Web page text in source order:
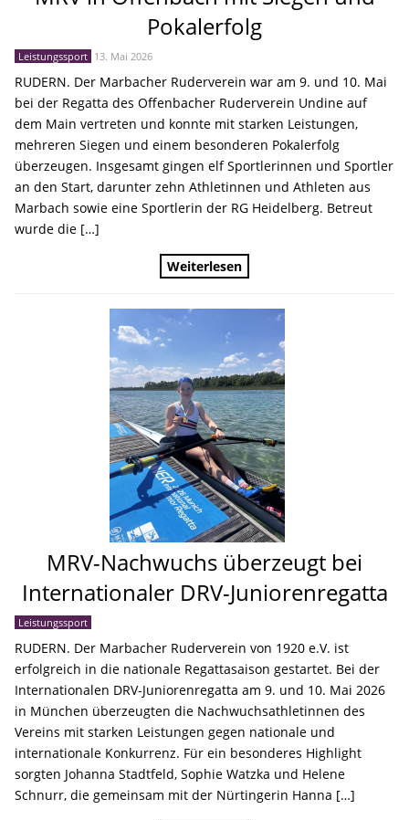
Pokalerfolg
Leistungssport 13. Mai 2026
RUDERN. Der Marbacher Ruderverein war am 9. und 10. Mai
bei der Regatta des Offenbacher Ruderverein Undine auf
dem Main vertreten und konnte mit starken Leistungen,
mehreren Siegen und einem besonderen Pokalerfolg
überzeugen. Insgesamt gingen elf Sportlerinnen und Sportler
an den Start, darunter zehn Athletinnen und Athleten aus
Marbach sowie eine Sportlerin der RG Heidelberg. Betreut
wurde die […]
Weiterlesen
MRV-Nachwuchs überzeugt bei
Internationaler DRV-Juniorenregatta
Leistungssport
RUDERN. Der Marbacher Ruderverein von 1920 e.V. ist
erfolgreich in die nationale Regattasaison gestartet. Bei der
Internationalen DRV-Juniorenregatta am 9. und 10. Mai 2026
in München überzeugten die Nachwuchsathletinnen des
Vereins mit starken Leistungen gegen nationale und
internationale Konkurrenz. Für ein besonderes Highlight
sorgten Johanna Stadtfeld, Sophie Watzka und Helene
Schnurr, die gemeinsam mit der Nürtingerin Hanna […]